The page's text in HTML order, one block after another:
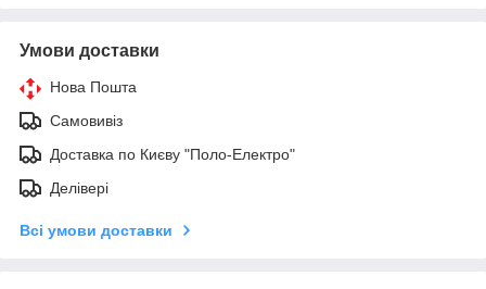
Умови доставки
Нова Пошта
Самовивіз
Доставка по Києву "Поло-Електро"
Делівері
Всі умови доставки